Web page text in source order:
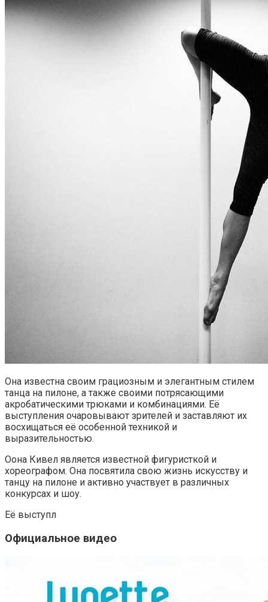
Она известна своим грациозным и элегантным стилем
танца на пилоне, а также своими потрясающими
акробатическими трюками и комбинациями. Её
выступления очаровывают зрителей и заставляют их
восхищаться её особенной техникой и
выразительностью.
Оона Кивел является известной фигуристкой и
хореографом. Она посвятила свою жизнь искусству и
танцу на пилоне и активно участвует в различных
конкурсах и шоу.
Её выступл
Официальное видео